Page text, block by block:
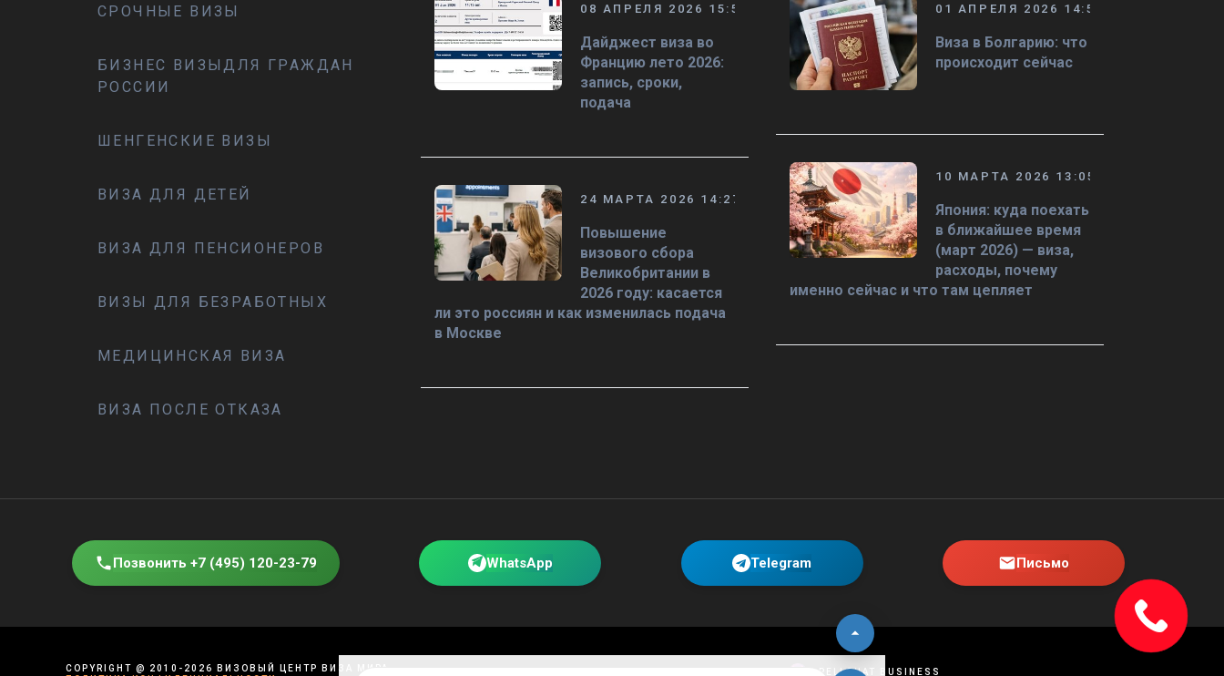
СРОЧНЫЕ ВИЗЫ
БИЗНЕС ВИЗЫДЛЯ ГРАЖДАН
РОССИИ
ШЕНГЕНСКИЕ ВИЗЫ
ВИЗА ДЛЯ ДЕТЕЙ
ВИЗА ДЛЯ ПЕНСИОНЕРОВ
ВИЗЫ ДЛЯ БЕЗРАБОТНЫХ
МЕДИЦИНСКАЯ ВИЗА
ВИЗА ПОСЛЕ ОТКАЗА
08 АПРЕЛЯ 2026 15:58
Дайджест виза во
Францию лето 2026:
запись, сроки,
подача
24 МАРТА 2026 14:27
Повышение
визового сбора
Великобритании в
2026 году: касается
ли это россиян и как изменилась подача
в Москве
01 АПРЕЛЯ 2026 14:50
Виза в Болгарию: что
происходит сейчас
10 МАРТА 2026 13:05
Япония: куда поехать
в ближайшее время
(март 2026) — виза,
расходы, почему
именно сейчас и что там цепляет
Позвонить +7 (495) 120-23-79 WhatsApp Telegram Письмо
COPYRIGHT @ 2010-2026
ВИЗОВЫЙ ЦЕНТР ВИЗА МИРА
SPELLCHAT BUSINESS